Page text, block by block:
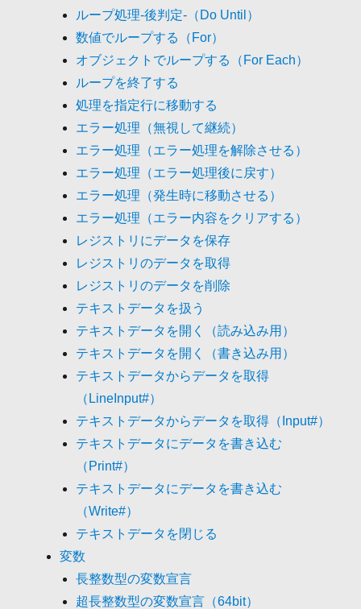
ループ処理-後判定-（Do Until）
数値でループする（For）
オブジェクトでループする（For Each）
ループを終了する
処理を指定行に移動する
エラー処理（無視して継続）
エラー処理（エラー処理を解除させる）
エラー処理（エラー処理後に戻す）
エラー処理（発生時に移動させる）
エラー処理（エラー内容をクリアする）
レジストリにデータを保存
レジストリのデータを取得
レジストリのデータを削除
テキストデータを扱う
テキストデータを開く（読み込み用）
テキストデータを開く（書き込み用）
テキストデータからデータを取得
（LineInput#）
テキストデータからデータを取得（Input#）
テキストデータにデータを書き込む
（Print#）
テキストデータにデータを書き込む
（Write#）
テキストデータを閉じる
変数
長整数型の変数宣言
超長整数型の変数宣言（64bit）